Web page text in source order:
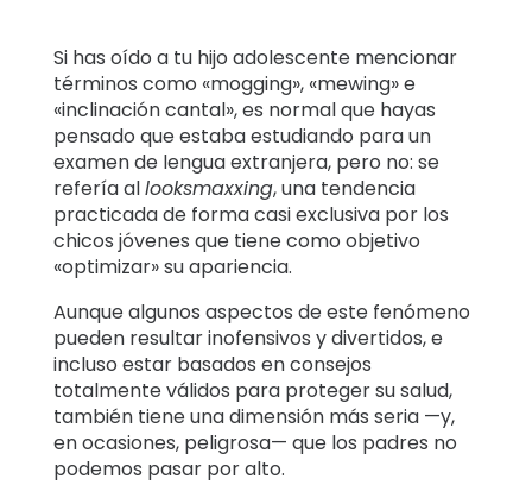
Centro de
aprendizaje
Asistencia
Acceso Crear cuenta
Si has oído a tu hijo adolescente mencionar
términos como «mogging», «mewing» e
«inclinación cantal», es normal que hayas
pensado que estaba estudiando para un
examen de lengua extranjera, pero no: se
refería allooksmaxxing, una tendencia
practicada de forma casi exclusiva por los
chicos jóvenes que tiene como objetivo
«optimizar» su apariencia.
Aunque algunos aspectos de este fenómeno
pueden resultar inofensivos y divertidos, e
incluso estar basados en consejos
totalmente válidos para proteger su salud,
también tiene una dimensión más seria —y,
en ocasiones, peligrosa— que los padres no
podemos pasar por alto.